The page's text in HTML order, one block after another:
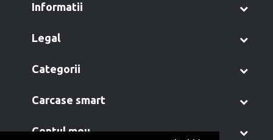
informatii
legal
categorii
carcase smart
contul meu